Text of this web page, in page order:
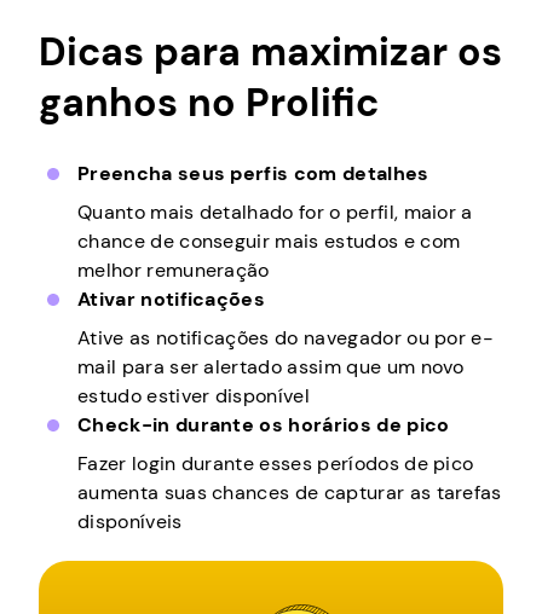
Dicas para maximizar os
ganhos no Prolific
Preencha seus perfis com detalhes
Quanto mais detalhado for o perfil, maior a
chance de conseguir mais estudos e com
melhor remuneração
Ativar notificações
Ative as notificações do navegador ou por e-
mail para ser alertado assim que um novo
estudo estiver disponível
Check-in durante os horários de pico
Fazer login durante esses períodos de pico
aumenta suas chances de capturar as tarefas
disponíveis